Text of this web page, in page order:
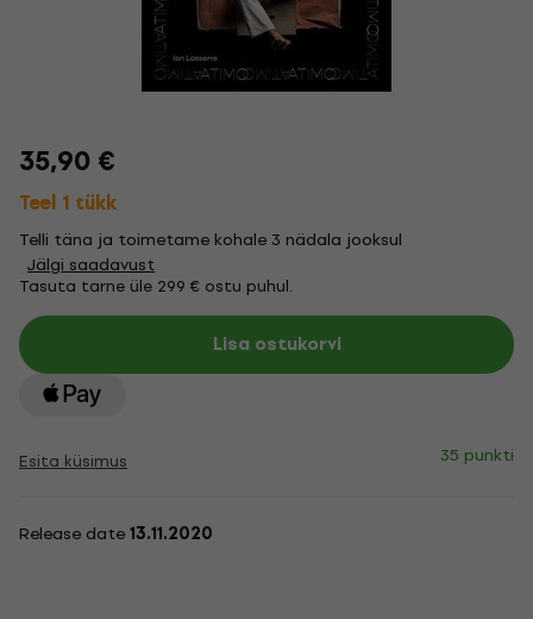
35,90 €
Teel 1 tükk
Telli täna ja toimetame kohale 3 nädala jooksul
Jälgi saadavust
Tasuta tarne üle 299 € ostu puhul.
Lisa ostukorvi
Esita küsimus 35 punkti
Release date13.11.2020